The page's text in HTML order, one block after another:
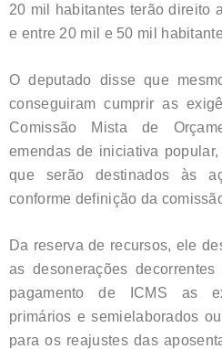
20 mil habitantes terão direito
e entre 20 mil e 50 mil
O deputado disse que
conseguiram cumprir as
Comissão Mista de
emendas de iniciativa
que serão destinados às
conforme definição da
Da reserva de recursos, ele
as desonerações
pagamento de ICMS as
primários e semielaborados
para os reajustes das